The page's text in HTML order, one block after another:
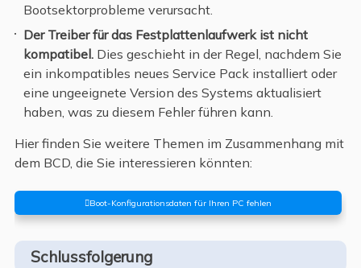
Bootsektorprobleme verursacht.
Der Treiber für das Festplattenlaufwerk ist nicht
kompatibel. Dies geschieht in der Regel, nachdem Sie
ein inkompatibles neues Service Pack installiert oder
eine ungeeignete Version des Systems aktualisiert
haben, was zu diesem Fehler führen kann.
Hier finden Sie weitere Themen im Zusammenhang mit
dem BCD, die Sie interessieren könnten:
Boot-Konfigurationsdaten für Ihren PC fehlen
Schlussfolgerung